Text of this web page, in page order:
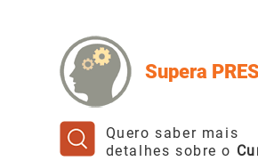
Supera
Quero saber mais
detalhes sobre o